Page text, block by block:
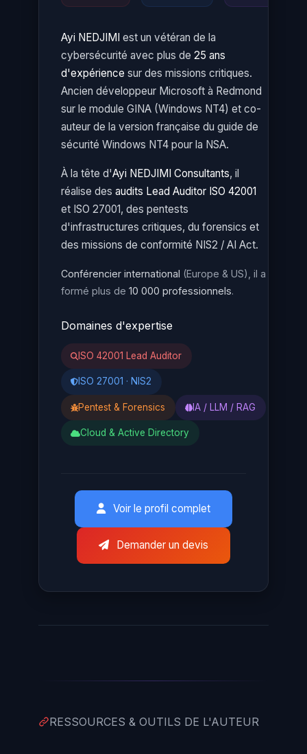
Ayi NEDJIMI est un vétéran de la
cybersécurité avec plus de 25 ans
d'expérience sur des missions critiques.
Ancien développeur Microsoft à Redmond
sur le module GINA (Windows NT4) et co-
auteur de la version française du guide de
sécurité Windows NT4 pour la NSA.
À la tête d'Ayi NEDJIMI Consultants, il
réalise des audits Lead Auditor ISO 42001
et ISO 27001, des pentests
d'infrastructures critiques, du forensics et
des missions de conformité NIS2 / AI Act.
Conférencier international (Europe & US), il a
formé plus de 10 000 professionnels.
Domaines d'expertise
ISO 42001 Lead Auditor
ISO 27001 · NIS2
Pentest & Forensics IA / LLM / RAG
Cloud & Active Directory
Voir le profil complet
Demander un devis
RESSOURCES & OUTILS DE L'AUTEUR